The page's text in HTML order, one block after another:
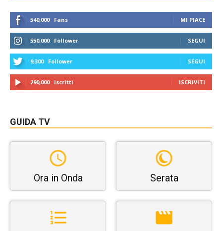
540,000 Fans MI PIACE
550,000 Follower SEGUI
9,300 Follower SEGUI
290,000 Iscritti ISCRIVITI
GUIDA TV
Ora in Onda Serata